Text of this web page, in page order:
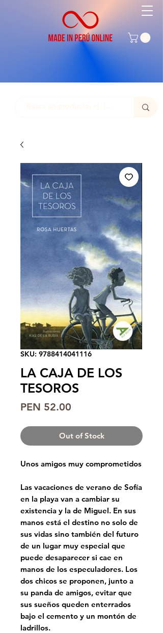
SKU: 9788414041116
LA CAJA DE LOS
TESOROS
PEN 52.00
Out of Stock
Unos amigos muy comprometidos
Las vacaciones de verano de Sofía
en la playa van a cambiar su
existencia y la de Miguel. En sus
manos está el destino no solo de
sus vidas sino también del futuro
de un lugar muy especial que
puede desaparecer si cae en
manos de los especuladores. Los
dos chicos se proponen, junto a
su panda de amigos, evitar que
sus sueños queden enterrados
bajo el cemento y un montón de
ladrillos.